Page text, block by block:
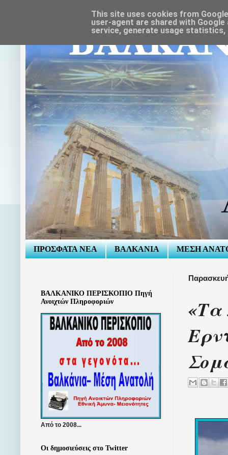
ΠΡΟΣΦΑΤΑ ΝΕΑ ΒΑΛΚΑΝΙΑ ΜΕΣΗ
«Τα
ΒΑΛΚΑΝΙΚΟ ΠΕΡΙΣΚΟΠΙΟ Πηγή
Ανοιχτών Πληροφοριών
Από το 2008...
Οι δημοσιεύσεις στο Twitter
This site uses cookies from
user-agent are shared with
service, generate usage statistics,